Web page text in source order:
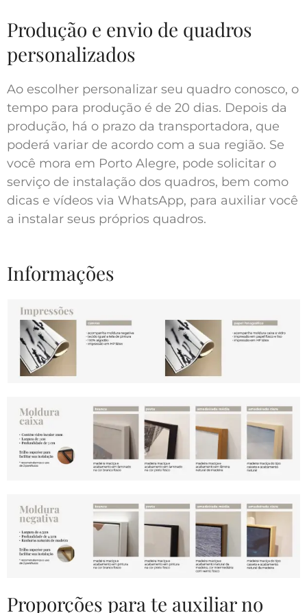
Produção e envio de quadros
personalizados
Ao escolher personalizar seu quadro conosco, o
tempo para produção é de 20 dias. Depois da
produção, há o prazo da transportadora, que
poderá variar de acordo com a sua região. Se
você mora em Porto Alegre, pode solicitar o
serviço de instalação dos quadros, bem como
dicas e vídeos via WhatsApp, para auxiliar você
a instalar seus próprios quadros.
Informações
Proporções para te auxiliar no